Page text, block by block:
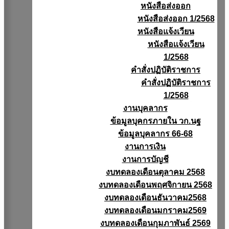
หนังสือส่งออก
หนังสือส่งออก 1/2568
หนังสือแจ้งเวียน
หนังสือเเจ้งเวียน
1/2568
คำสั่งปฏิบัติราชการ
คำสั่งปฏิบัติราชการ
1/2568
งานบุคลากร
ข้อมูลบุคกรภายใน วก.นฐ
ข้อมูลบุคลากร 66-68
งานการเงิน
งานการบัญชี
งบทดลองเดือนตุลาคม 2568
งบทดลองเดือนพฤศจิกายน 2568
งบทดลองเดือนธันวาคม2568
งบทดลองเดือนมกราคม2569
งบทดลองเดือนกุมภาพันธ์ 2569